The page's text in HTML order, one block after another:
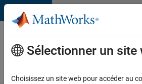
Passer au contenu
Votre
carrière
chez
Sélectionner un site
Choisissez un site web pour accéder au